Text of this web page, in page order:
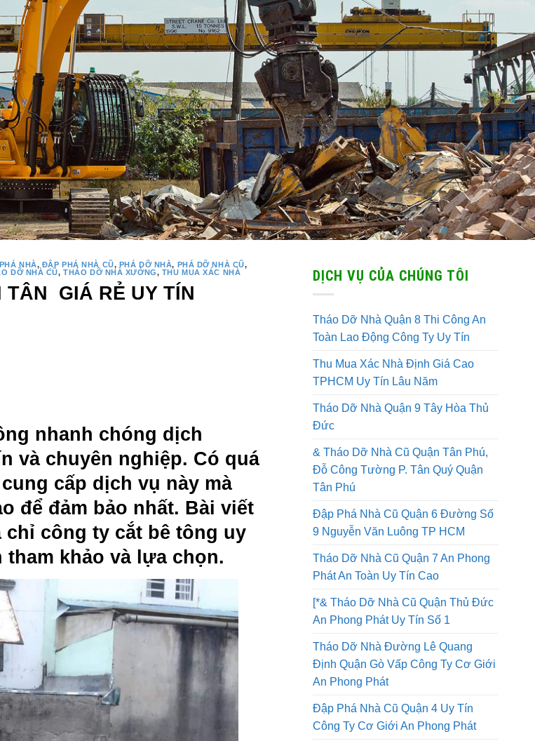
NHÀ ĐẬP PHÁ NHÀ CŨ PHÁ DỠ NHÀ PHÁ DỠ NHÀ CŨ
DỠ NHÀ CŨ ,THÁO DỠ NHÀ XƯỞNG,THU MUA XÁC NHÀ
TÂN GIÁ RẺ UY TÍN
nhanh chóng dịch
và chuyên nghiệp. Có quá
cấp dịch vụ này mà
để đảm bảo nhất. Bài viết
chỉ công ty cắt bê tông uy
khảo và lựa chọn.
DỊCH VỤ CỦA CHÚNG TÔI
Tháo Dỡ Nhà Quận 8 Thi Công An
Toàn Lao Động Công Ty Uy Tín
Thu Mua Xác Nhà Định Giá Cao
TPHCM Uy Tín Lâu Năm
Tháo Dỡ Nhà Quận 9 Tây Hòa Thủ
Đức
& Tháo Dỡ Nhà Cũ Quận Tân Phú,
Đỗ Công Tường P. Tân Quý Quận
Tân Phú
Đập Phá Nhà Cũ Quận 6 Đường Số
9 Nguyễn Văn Luông TP HCM
Tháo Dỡ Nhà Cũ Quận 7 An Phong
Phát An Toàn Uy Tín Cao
[*& Tháo Dỡ Nhà Cũ Quận Thủ Đức
An Phong Phát Uy Tín Số 1
Tháo Dỡ Nhà Đường Lê Quang
Định Quận Gò Vấp Công Ty Cơ Giới
An Phong Phát
Đập Phá Nhà Cũ Quận 4 Uy Tín
Công Ty Cơ Giới An Phong Phát